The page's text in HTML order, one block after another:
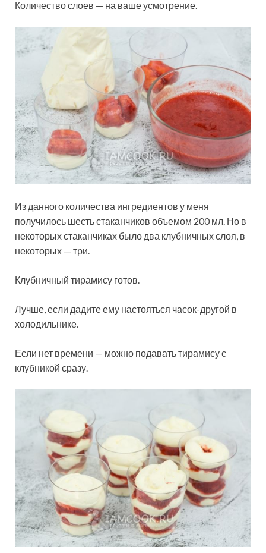
Количество слоев — на ваше усмотрение.
Из данного количества ингредиентов у меня
получилось шесть стаканчиков объемом 200 мл. Но в
некоторых стаканчиках было два клубничных слоя, в
некоторых — три.
Клубничный тирамису готов.
Лучше, если дадите ему настояться часок-другой в
холодильнике.
Если нет времени — можно подавать тирамису с
клубникой сразу.